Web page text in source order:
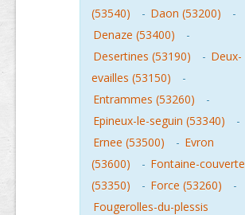
(53540)
- Daon (53200)
-
Denaze (53400)
-
Desertines (53190)
- Deux-
evailles (53150)
-
Entrammes (53260)
-
Epineux-le-seguin (53340)
-
Ernee (53500)
- Evron
(53600)
- Fontaine-couverte
(53350)
- Force (53260)
-
Fougerolles-du-plessis